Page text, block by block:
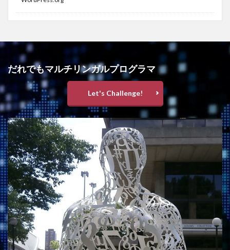
だれでもマルチリンガルプログラマ
Let's Challenge!